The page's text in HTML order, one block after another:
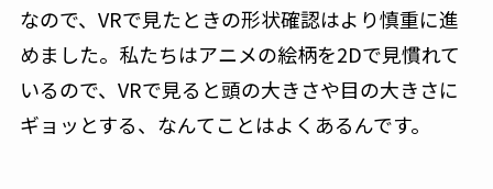
なので、VRで見たときの形状確認はより慎重に進
めました。私たちはアニメの絵柄を2Dで見慣れて
いるので、VRで見ると頭の大きさや目の大きさに
ギョッとする、なんてことはよくあるんです。